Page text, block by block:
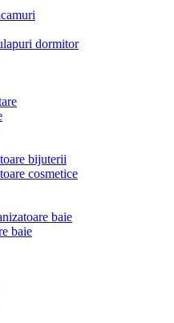
dormitor
bijuterii
cosmetice
baie
baie